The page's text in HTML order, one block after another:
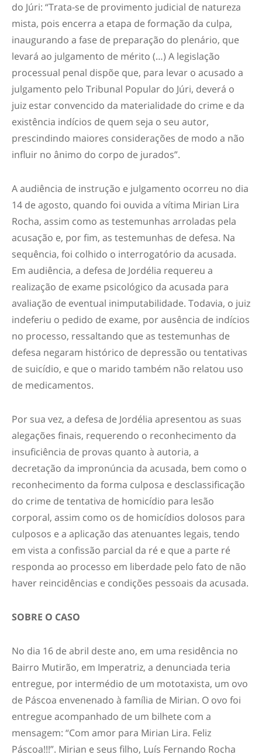
do Júri: “Trata-se de provimento judicial de natureza
mista, pois encerra a etapa de formação da culpa,
inaugurando a fase de preparação do plenário, que
levará ao julgamento de mérito (…) A legislação
processual penal dispõe que, para levar o acusado a
julgamento pelo Tribunal Popular do Júri, deverá o
juiz estar convencido da materialidade do crime e da
existência indícios de quem seja o seu autor,
prescindindo maiores considerações de modo a não
influir no ânimo do corpo de jurados”.
A audiência de instrução e julgamento ocorreu no dia
14 de agosto, quando foi ouvida a vítima Mirian Lira
Rocha, assim como as testemunhas arroladas pela
acusação e, por fim, as testemunhas de defesa. Na
sequência, foi colhido o interrogatório da acusada.
Em audiência, a defesa de Jordélia requereu a
realização de exame psicológico da acusada para
avaliação de eventual inimputabilidade. Todavia, o juiz
indeferiu o pedido de exame, por ausência de indícios
no processo, ressaltando que as testemunhas de
defesa negaram histórico de depressão ou tentativas
de suicídio, e que o marido também não relatou uso
de medicamentos.
Por sua vez, a defesa de Jordélia apresentou as suas
alegações finais, requerendo o reconhecimento da
insuficiência de provas quanto à autoria, a
decretação da impronúncia da acusada, bem como o
reconhecimento da forma culposa e desclassificação
do crime de tentativa de homicídio para lesão
corporal, assim como os de homicídios dolosos para
culposos e a aplicação das atenuantes legais, tendo
em vista a confissão parcial da ré e que a parte ré
responda ao processo em liberdade pelo fato de não
haver reincidências e condições pessoais da acusada.
SOBRE O CASO
No dia 16 de abril deste ano, em uma residência no
Bairro Mutirão, em Imperatriz, a denunciada teria
entregue, por intermédio de um mototaxista, um ovo
de Páscoa envenenado à família de Mirian. O ovo foi
entregue acompanhado de um bilhete com a
mensagem: “Com amor para Mirian Lira. Feliz
Páscoa!!!”. Mirian e seus filho, Luís Fernando Rocha